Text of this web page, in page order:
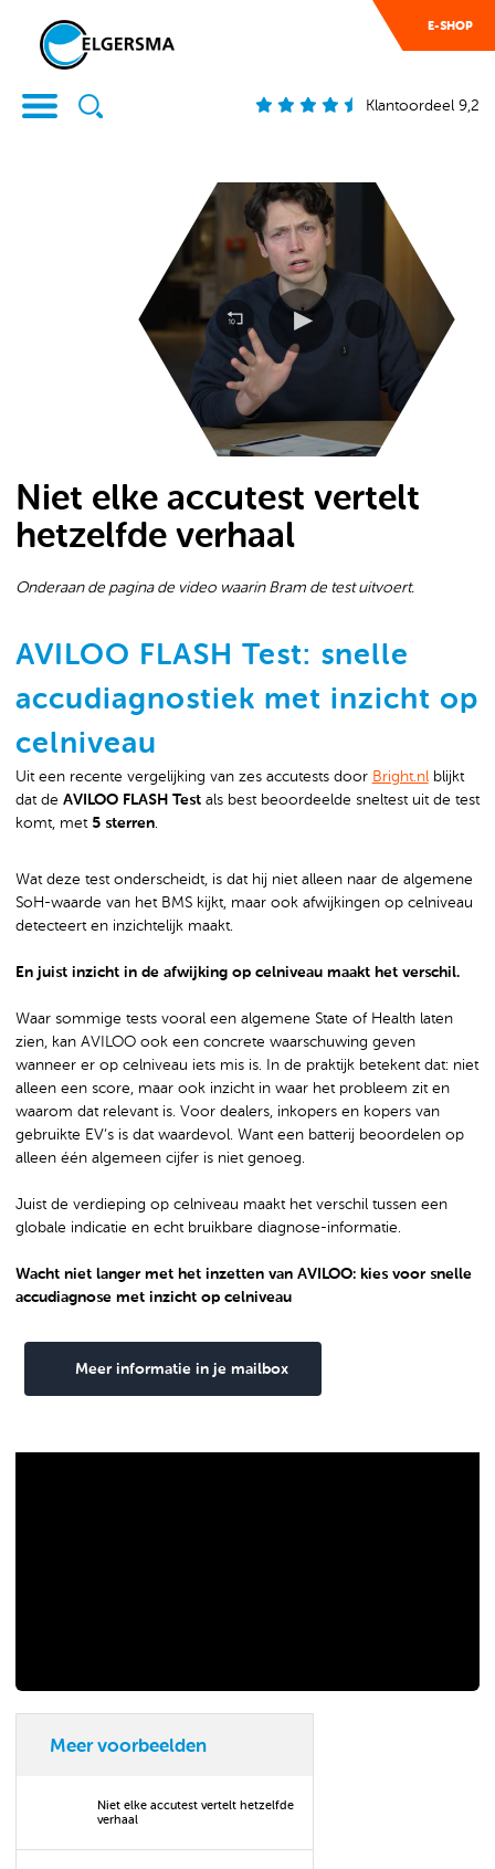
E-SHOP
Klantoordeel 9,2
Meer voorbeelden
Niet elke accutest vertelt hetzelfde
verhaal
Niet elke accutest vertelt
hetzelfde verhaal
Onderaan de pagina de video waarin Bram de test uitvoert.
AVILOO FLASH Test: snelle
accudiagnostiek met inzicht op
celniveau
Uit een recente vergelijking van zes accutests door Bright.nlblijkt
dat de AVILOO FLASH Testals best beoordeelde sneltest uit de test
komt, met 5 sterren.
Wat deze test onderscheidt, is dat hij niet alleen naar de algemene
SoH-waarde van het BMS kijkt, maar ook afwijkingen op celniveau
detecteert en inzichtelijk maakt.
En juist inzicht in de afwijking op celniveau maakt het verschil.
Waar sommige tests vooral een algemene State of Health laten
zien, kan AVILOO ook een concrete waarschuwing geven
wanneer er op celniveau iets mis is. In de praktijk betekent dat: niet
alleen een score, maar ook inzicht in waar het probleem zit en
waarom dat relevant is. Voor dealers, inkopers en kopers van
gebruikte EV’s is dat waardevol. Want een batterij beoordelen op
alleen één algemeen cijfer is niet genoeg.
Juist de verdieping op celniveau maakt het verschil tussen een
globale indicatie en echt bruikbare diagnose-informatie.
Wacht niet langer met het inzetten van AVILOO: kies voor snelle
accudiagnose met inzicht op celniveau
Meer informatie in je mailbox